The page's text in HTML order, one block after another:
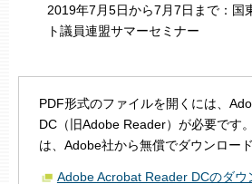
2019年7月5日から7月7日まで：国
ト議員連盟サマーセミナー
PDF形式のファイルを開くには、
DC（旧Adobe Reader）が必要です
は、Adobe社から無償でダウンロード
Adobe Acrobat Reader DCのダウ